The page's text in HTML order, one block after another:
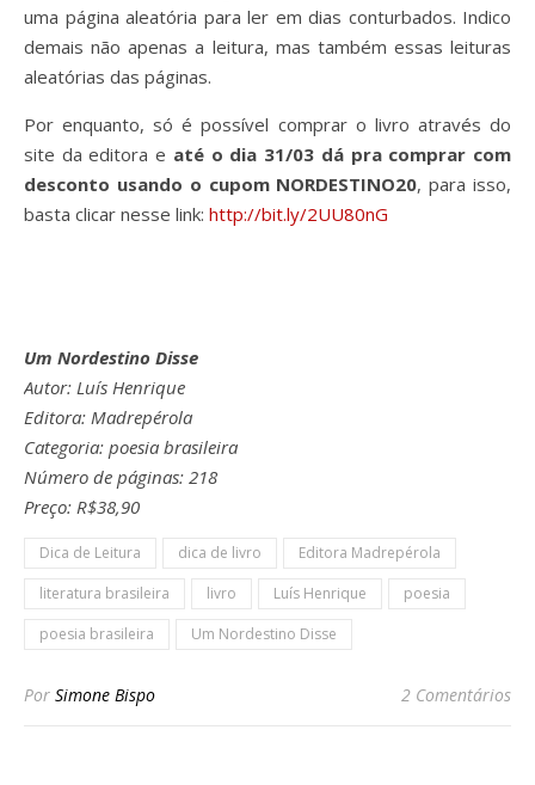
uma página aleatória para ler em dias conturbados. Indico
demais não apenas a leitura, mas também essas leituras
aleatórias das páginas.
Por enquanto, só é possível comprar o livro através do
site da editora e até o dia 31/03 dá pra comprar com
desconto usando o cupom NORDESTINO20, para isso,
basta clicar nesse link: http://bit.ly/2UU80nG
Um Nordestino Disse
Autor: Luís Henrique
Editora: Madrepérola
Categoria: poesia brasileira
Número de páginas: 218
Preço: R$38,90
Dica de Leitura dica de livro
Editora Madrepérola
literatura brasileira
livro Luís Henrique
poesia
poesia brasileira
Um Nordestino Disse
Por Simone Bispo 2 Comentários